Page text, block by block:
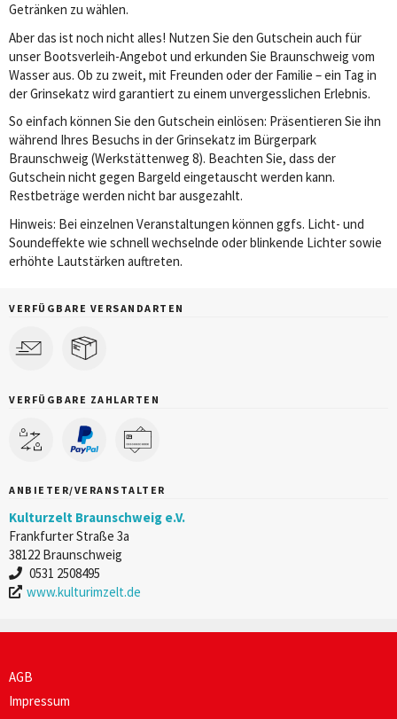
Getränken zu wählen.
Aber das ist noch nicht alles! Nutzen Sie den Gutschein auch für
unser Bootsverleih-Angebot und erkunden Sie Braunschweig vom
Wasser aus. Ob zu zweit, mit Freunden oder der Familie – ein Tag in
der Grinsekatz wird garantiert zu einem unvergesslichen Erlebnis.
So einfach können Sie den Gutschein einlösen: Präsentieren Sie ihn
während Ihres Besuchs in der Grinsekatz im Bürgerpark
Braunschweig (Werkstättenweg 8). Beachten Sie, dass der
Gutschein nicht gegen Bargeld eingetauscht werden kann.
Restbeträge werden nicht bar ausgezahlt.
Hinweis: Bei einzelnen Veranstaltungen können ggfs. Licht- und
Soundeffekte wie schnell wechselnde oder blinkende Lichter sowie
erhöhte Lautstärken auftreten.
VERFÜGBARE VERSANDARTEN
VERFÜGBARE ZAHLARTEN
ANBIETER/VERANSTALTER
Kulturzelt Braunschweig e.V.
Frankfurter Straße 3a
38122 Braunschweig
0531 2508495
www.kulturimzelt.de
AGB
Impressum